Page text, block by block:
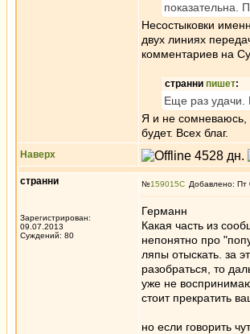
показательна.
Несостыковки
двух линиях
комментариев на
странни пишет:
Еще раз удачи.
Я и не сомневаюсь,
будет. Всех благ.
Наверх
странни
Зарегистрирован:
09.07.2013
Суждений: 80
№159015 Добавлено: Пт
Германн
Какая часть из
непонятно про
ляпы отыскать. за
разобраться, то
уже не
стоит прекратить
но если говорить